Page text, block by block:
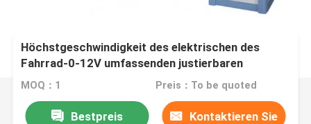
Höchstgeschwindigkeit des elektrischen des
Fahrrad-0-12V umfassenden justierbaren
Prüfstand-0-16km/H und bremsende Leistung
MOQ：1 Preis：To be quoted
Bestpreis Kontaktieren Sie